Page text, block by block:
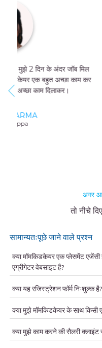
मै फुल टाइम जॉब नहीं
मालिश आती थी तो मै
जुड गई और अब में दिन में
अगर
तो नीचे
सामान्यतःपूछे जाने वाले प्रश्न
क्या मॉमकिडकेयर एक प्लेसमेंट एजेंसी
एग्रीगेटर वेबसाइट है?
क्या यह रजिस्ट्रेशन फॉर्म निःशुल्क है?
क्या मुझे मॉमकिडकेयर के साथ किसी
क्या मुझे काम करने की सैलरी क्लाइंट